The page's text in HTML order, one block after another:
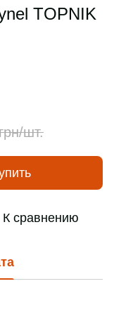
ТOPNIK
шт.
К сравнению